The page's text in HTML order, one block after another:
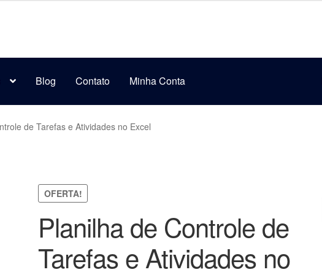
Blog Contato Minha Conta
de Tarefas e Atividades no Excel
OFERTA!
Planilha de Controle de
Tarefas e Atividades no